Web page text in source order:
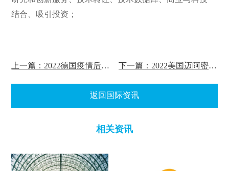
结合、吸引投资；
上一篇：2022德国疫情后首次启动线下展会——FIBO 下一篇：2022美国迈阿密珠宝首饰及钟表展览会JIS将于三月份中旬开幕
返回国际资讯
相关资讯